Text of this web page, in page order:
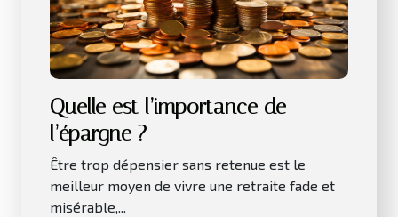
Quelle est l’importance de
l’épargne ?
Être trop dépensier sans retenue est le
meilleur moyen de vivre une retraite fade et
misérable,...